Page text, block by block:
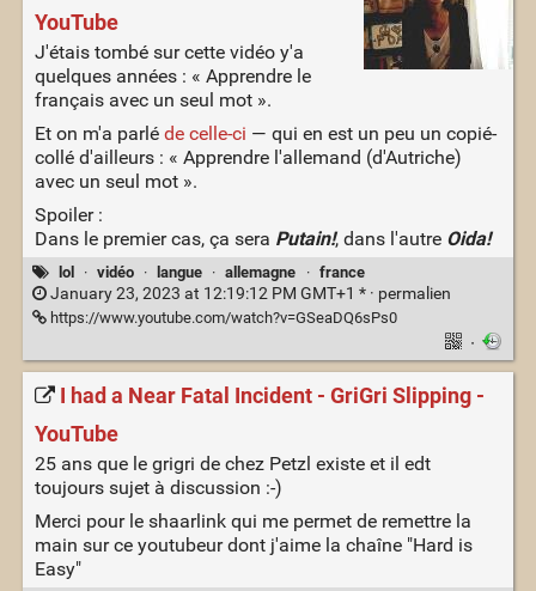
YouTube
J'étais tombé sur cette vidéo y'a
quelques années : « Apprendre le
français avec un seul mot ».
Et on m'a parlé de celle-ci — qui en est un peu un copié-
collé d'ailleurs : « Apprendre l'allemand (d'Autriche)
avec un seul mot ».
Spoiler :
Dans le premier cas, ça sera Putain!, dans l'autre Oida!
lol · vidéo · langue · allemagne · france
January 23, 2023 at 12:19:12 PM GMT+1 * · permalien
https://www.youtube.com/watch?v=GSeaDQ6sPs0
·
I had a Near Fatal Incident - GriGri Slipping -
YouTube
25 ans que le grigri de chez Petzl existe et il edt
toujours sujet à discussion :-)
Merci pour le shaarlink qui me permet de remettre la
main sur ce youtubeur dont j'aime la chaîne "Hard is
Easy"